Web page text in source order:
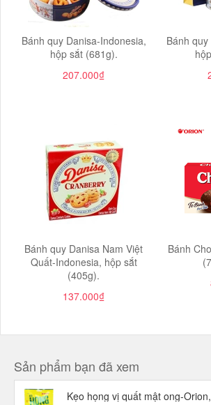
Bánh quy Danisa-Indonesia,
hộp sắt (681g).
207.000₫
Bánh
Bánh quy Danisa Nam Việt
Quất-Indonesia, hộp sắt
(405g).
137.000₫
Bánh
Sản phẩm bạn đã xem
Kẹo họng vị quất mật ong-